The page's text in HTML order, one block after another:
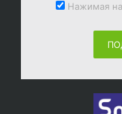
Нажимая